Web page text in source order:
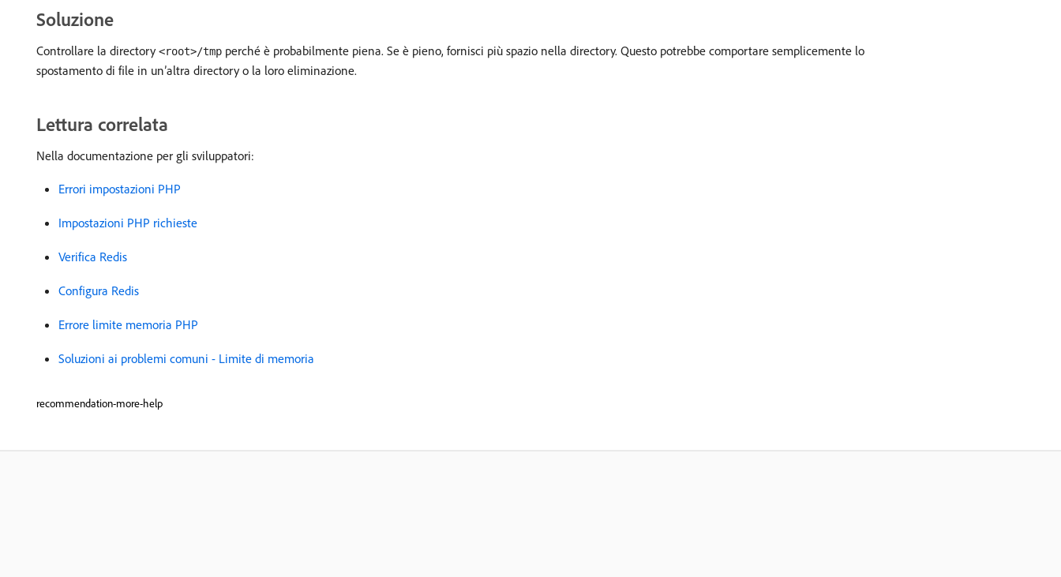
Soluzione
Controllare la directory<root>/tmp perché è probabilmente piena. Se è pieno, fornisci più spazio nella directory. Questo potrebbe comportare semplicemente lo
spostamento di file in un’altra directory o la loro eliminazione.
Lettura correlata
Nella documentazione per gli sviluppatori:
Errori impostazioni PHP
Impostazioni PHP richieste
Verifica Redis
Configura Redis
Errore limite memoria PHP
Soluzioni ai problemi comuni - Limite di memoria
recommendation-more-help